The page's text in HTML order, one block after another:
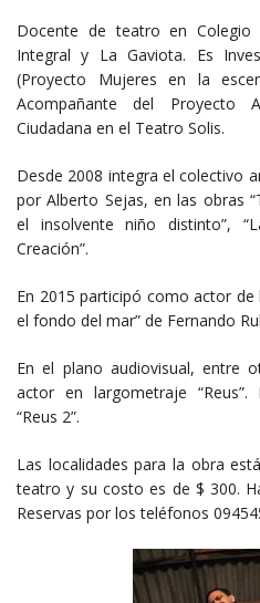
Docente de teatro en Colegio
Integral y La Gaviota. Es
(Proyecto Mujeres en la
Acompañante del Proyecto
Ciudadana en el Teatro Solis.
Desde 2008 integra el colectivo
por Alberto Sejas, en las obras
el insolvente niño distinto”,
Creación”.
En 2015 participó como actor de
el fondo del mar” de Fernando
En el plano audiovisual, entre
actor en largometraje “Reus”.
“Reus 2”.
Las localidades para la obra
teatro y su costo es de $ 300.
Reservas por los teléfonos